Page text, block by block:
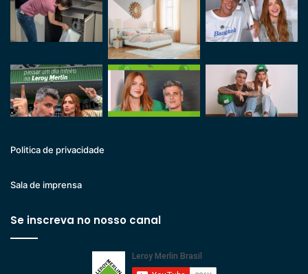
Politica de privacidade
Sala de imprensa
Se inscreva no nosso canal